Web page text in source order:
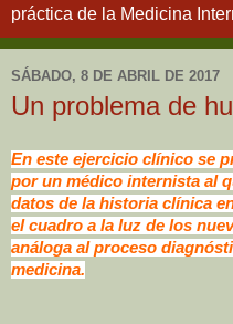
práctica de la Medicina
SÁBADO, 8 DE ABRIL DE 2017
Un problema de
En este ejercicio clínico se
por un médico internista al
datos de la historia clínica
el cuadro a la luz de los
análoga al proceso
medicina.